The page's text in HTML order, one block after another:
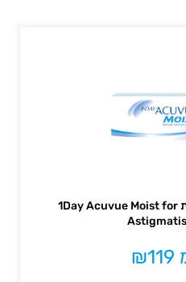
עדשות מגע צילינדר יומיות 1Day Acuvue Moist for
₪119